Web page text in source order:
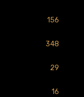
156
348
29
16